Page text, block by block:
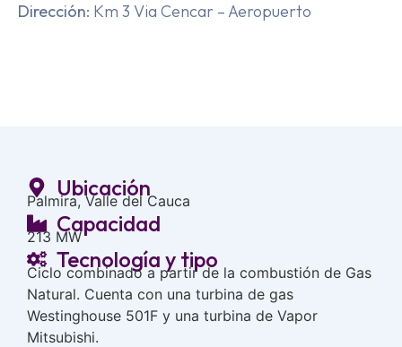
Dirección: Km 3 Via Cencar – Aeropuerto
Ubicación
Palmira, Valle del Cauca
Capacidad
213 MW
Tecnología y tipo
Ciclo combinado a partir de la combustión de Gas
Natural. Cuenta con una turbina de gas
Westinghouse 501F y una turbina de Vapor
Mitsubishi.